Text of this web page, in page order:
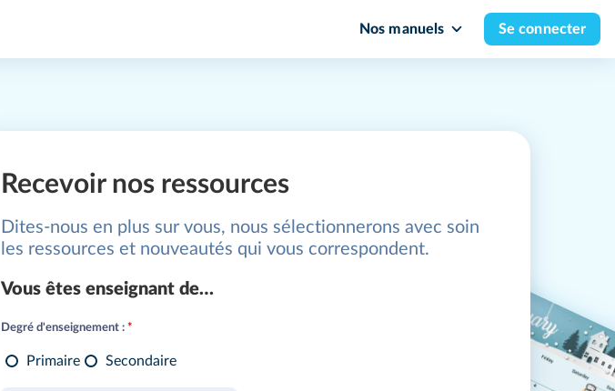
Nos manuels Se connecter
Recevoir nos ressources
Dites-nous en plus sur vous, nous sélectionnerons avec soin
les ressources et nouveautés qui vous correspondent.
Vous êtes enseignant de…
Degré d'enseignement :*
Primaire Secondaire